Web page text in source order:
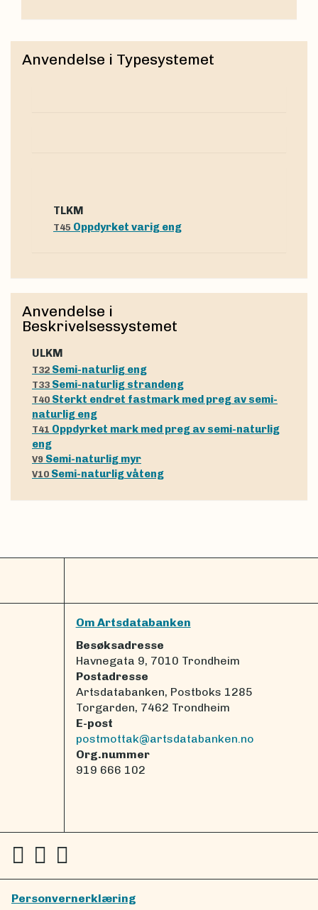
Anvendelse i Typesystemet
tLKM
T45 Oppdyrket varig eng
Anvendelse i
Beskrivelsessystemet
uLKM
T32 Semi-naturlig eng
T33 Semi-naturlig strandeng
T40 Sterkt endret fastmark med preg av semi-
naturlig eng
T41 Oppdyrket mark med preg av semi-naturlig
eng
V9 Semi-naturlig myr
V10 Semi-naturlig våteng
Om Artsdatabanken
Besøksadresse
Havnegata 9, 7010 Trondheim
Postadresse
Artsdatabanken, Postboks 1285
Torgarden, 7462 Trondheim
E-post
postmottak@artsdatabanken.no
Org.nummer
919 666 102
Personvernerklæring